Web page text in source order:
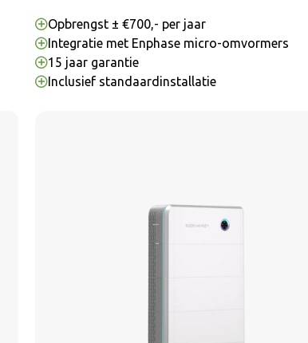
Opbrengst ± €700,- per jaar
Integratie met Enphase micro-omvormers
15 jaar garantie
Inclusief standaardinstallatie